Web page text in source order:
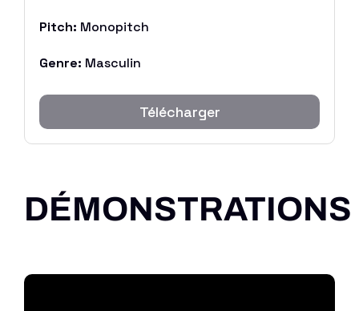
Pitch: Monopitch
Genre: Masculin
Télécharger
DÉMONSTRATIONS